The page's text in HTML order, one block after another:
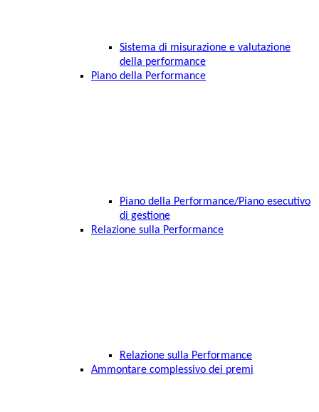
Sistema di misurazione e valutazione
della performance
Piano della Performance
Piano della Performance/Piano esecutivo
di gestione
Relazione sulla Performance
Relazione sulla Performance
Ammontare complessivo dei premi